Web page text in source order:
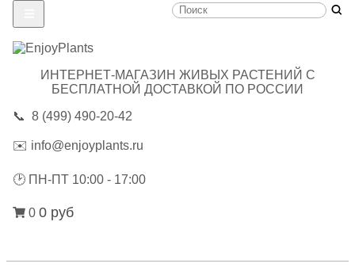
ИНТЕРНЕТ-МАГАЗИН ЖИВЫХ РАСТЕНИЙ С
БЕСПЛАТНОЙ ДОСТАВКОЙ ПО РОССИИ
📞 8 (499) 490-20-42
✉️ info@enjoyplants.ru
🕑 ПН-ПТ 10:00 - 17:00
0 0 руб